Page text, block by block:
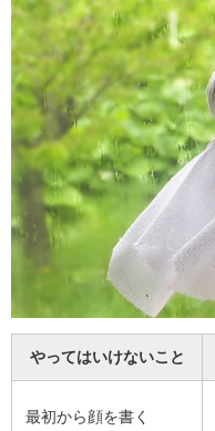
やってはいけないこと
最初から顔を書く